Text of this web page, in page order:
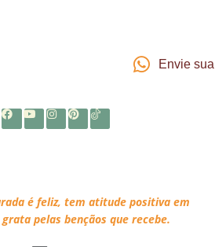
Envie
é feliz, tem atitude positiva em
pelas bençãos que recebe.